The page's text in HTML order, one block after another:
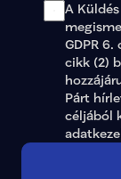
A
GDPR
cikk (2)
Párt